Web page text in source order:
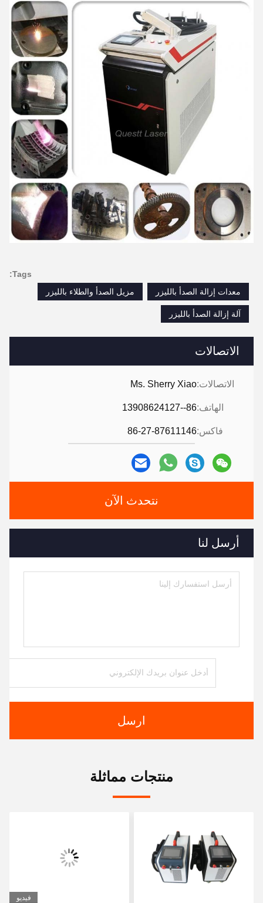
الاتصالات
الاتصالات:Ms. Sherry Xiao
الهاتف:86--13908624127
فاكس:86-27-87611146
نتحدث الآن
أرسل لنا
ارسل
Tags:
معدات إزالة الصدأ بالليزر
مزيل الصدأ والطلاء بالليزر
آلة إزالة الصدأ بالليزر
منتجات مماثلة
فيديو